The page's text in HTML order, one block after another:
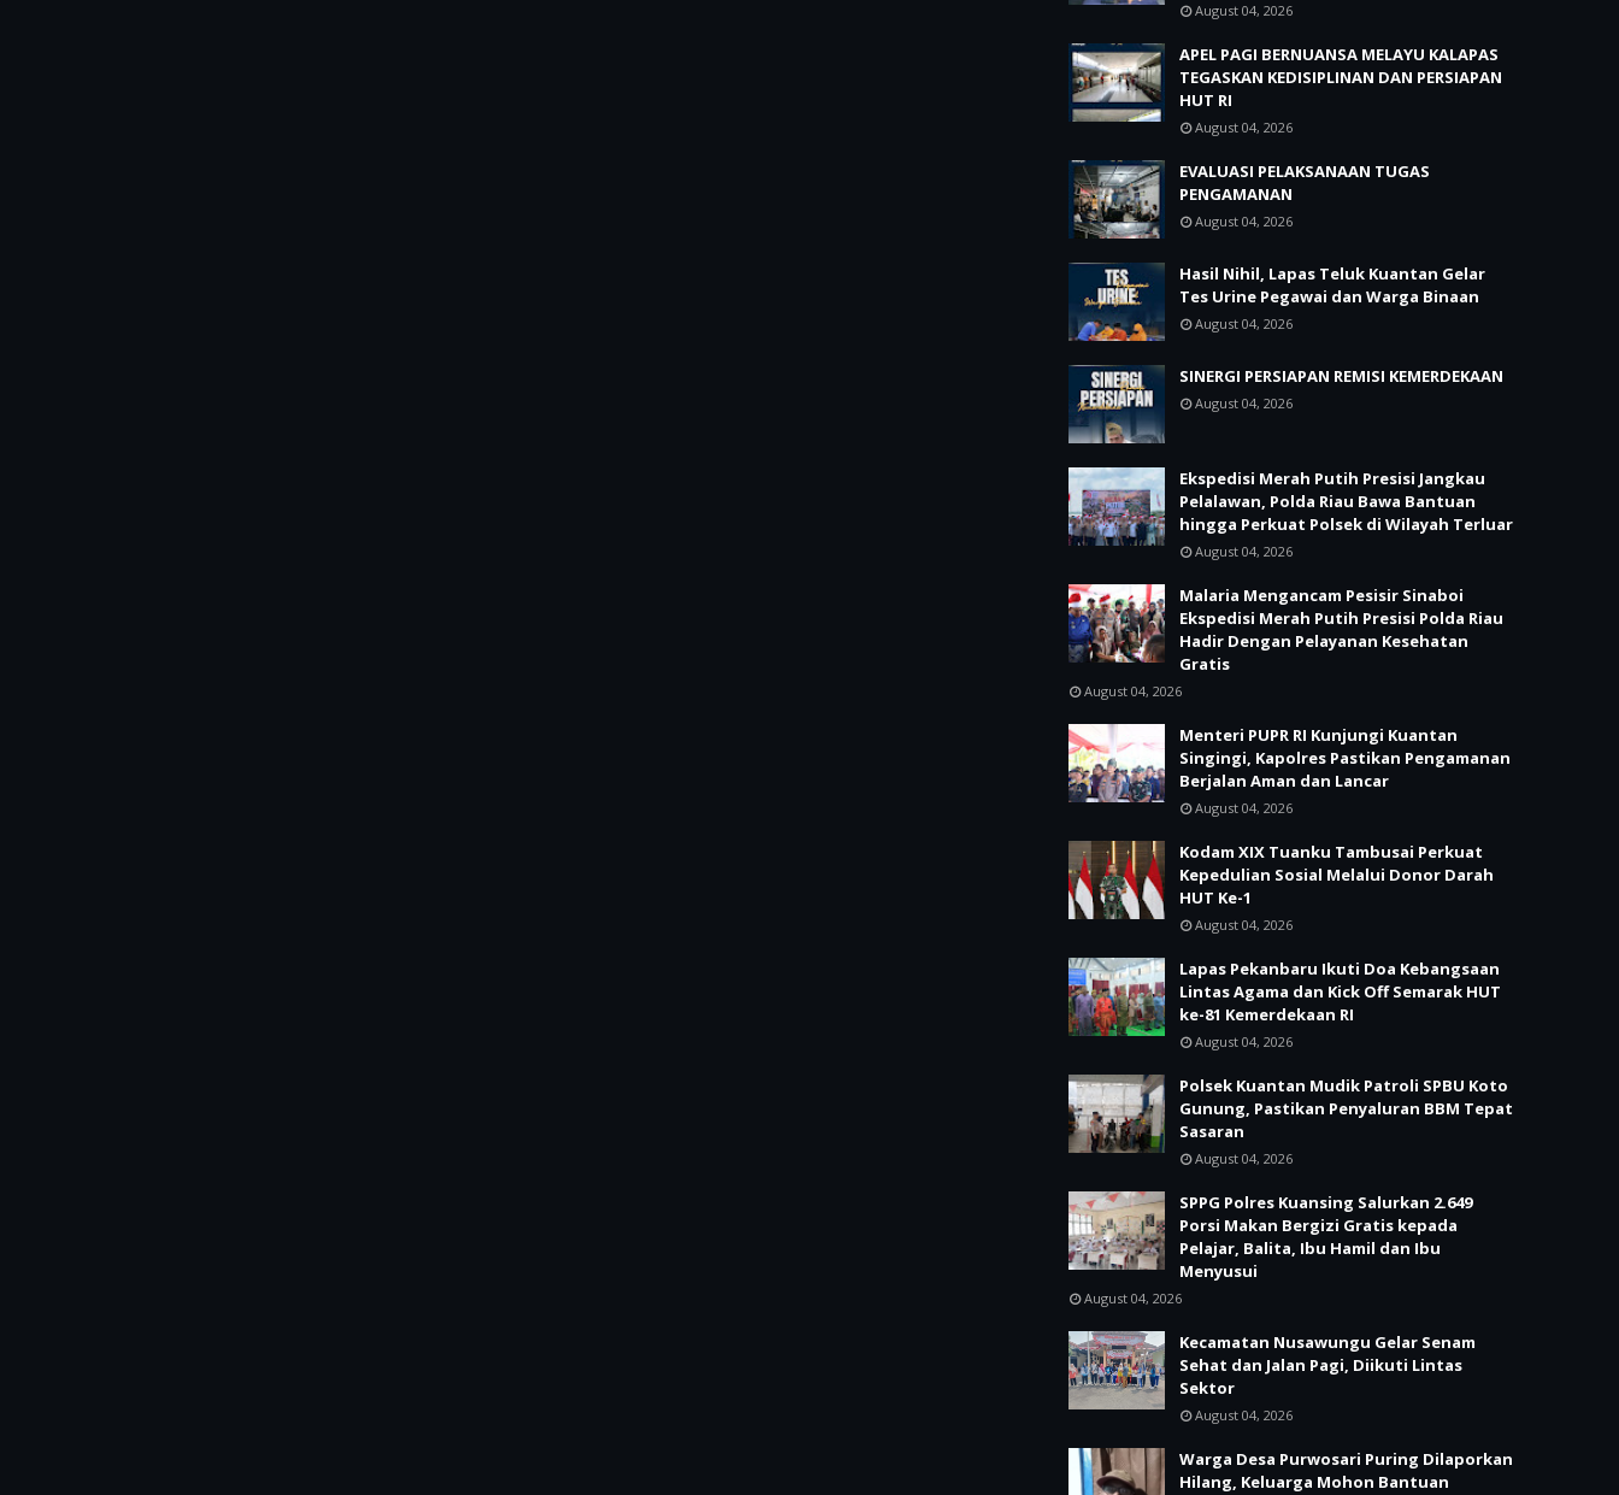
August 04, 2026
APEL PAGI BERNUANSA MELAYU KALAPAS
TEGASKAN KEDISIPLINAN DAN PERSIAPAN
HUT RI
August 04, 2026
EVALUASI PELAKSANAAN TUGAS
PENGAMANAN
August 04, 2026
Hasil Nihil, Lapas Teluk Kuantan Gelar
Tes Urine Pegawai dan Warga Binaan
August 04, 2026
SINERGI PERSIAPAN REMISI KEMERDEKAAN
August 04, 2026
Ekspedisi Merah Putih Presisi Jangkau
Pelalawan, Polda Riau Bawa Bantuan
hingga Perkuat Polsek di Wilayah Terluar
August 04, 2026
Malaria Mengancam Pesisir Sinaboi
Ekspedisi Merah Putih Presisi Polda Riau
Hadir Dengan Pelayanan Kesehatan
Gratis
August 04, 2026
Menteri PUPR RI Kunjungi Kuantan
Singingi, Kapolres Pastikan Pengamanan
Berjalan Aman dan Lancar
August 04, 2026
Kodam XIX Tuanku Tambusai Perkuat
Kepedulian Sosial Melalui Donor Darah
HUT Ke-1
August 04, 2026
Lapas Pekanbaru Ikuti Doa Kebangsaan
Lintas Agama dan Kick Off Semarak HUT
ke-81 Kemerdekaan RI
August 04, 2026
Polsek Kuantan Mudik Patroli SPBU Koto
Gunung, Pastikan Penyaluran BBM Tepat
Sasaran
August 04, 2026
SPPG Polres Kuansing Salurkan 2.649
Porsi Makan Bergizi Gratis kepada
Pelajar, Balita, Ibu Hamil dan Ibu
Menyusui
August 04, 2026
Kecamatan Nusawungu Gelar Senam
Sehat dan Jalan Pagi, Diikuti Lintas
Sektor
August 04, 2026
Warga Desa Purwosari Puring Dilaporkan
Hilang, Keluarga Mohon Bantuan